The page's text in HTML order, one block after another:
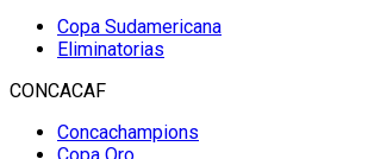
Copa Sudamericana
Eliminatorias
CONCACAF
Concachampions